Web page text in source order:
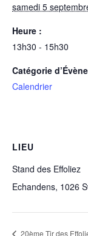
samedi 5
Heure :
13h30 - 15h30
Catégorie
Calendrier
LIEU
Stand des Effoliez
Echandens, 1026
20ème Tir des